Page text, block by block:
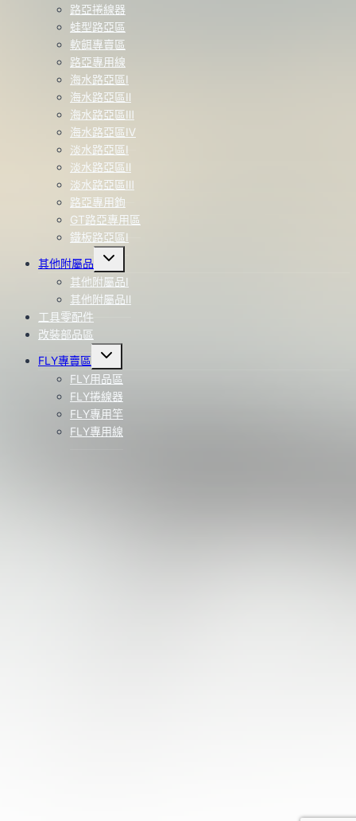
路亞捲線器
蛙型路亞區
軟餌專賣區
路亞專用線
海水路亞區Ⅰ
海水路亞區Ⅱ
海水路亞區Ⅲ
海水路亞區Ⅳ
淡水路亞區Ⅰ
淡水路亞區Ⅱ
淡水路亞區Ⅲ
路亞專用鉤
GT路亞專用區
鐵板路亞區Ⅰ
其他附屬品
Toggle
menu
其他附屬品Ⅰ
其他附屬品Ⅱ
工具零配件
改裝部品區
FLY專賣區
Toggle
menu
FLY用品區
FLY捲線器
FLY專用竿
FLY專用線